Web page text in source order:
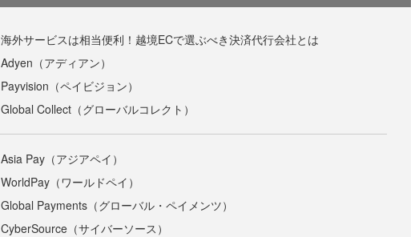
海外サービスは相当便利！越境ECで選ぶべき決済代行会社とは
Adyen（アディアン）
Payvision（ペイビジョン）
Global Collect（グローバルコレクト）
Asia Pay（アジアペイ）
WorldPay（ワールドペイ）
Global Payments（グローバル・ペイメンツ）
CyberSource（サイバーソース）